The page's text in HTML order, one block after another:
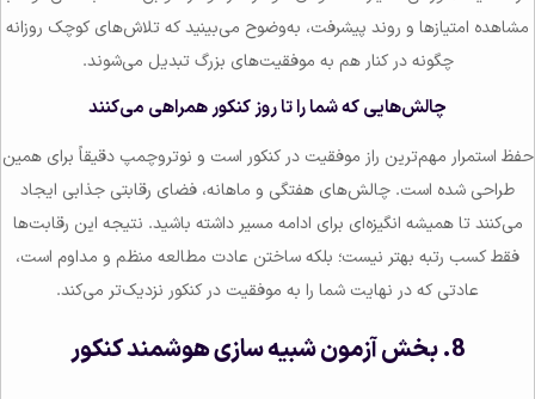
مشاهده امتیازها و روند پیشرفت، به‌وضوح می‌بینید که تلاش‌های کوچک روزانه
چگونه در کنار هم به موفقیت‌های بزرگ تبدیل می‌شوند.
چالش‌هایی که شما را تا روز کنکور همراهی می‌کنند
حفظ استمرار مهم‌ترین راز موفقیت در کنکور است و نوتروچمپ دقیقاً برای همین
طراحی شده است. چالش‌های هفتگی و ماهانه، فضای رقابتی جذابی ایجاد
می‌کنند تا همیشه انگیزه‌ای برای ادامه مسیر داشته باشید. نتیجه این رقابت‌ها
فقط کسب رتبه بهتر نیست؛ بلکه ساختن عادت مطالعه منظم و مداوم است،
عادتی که در نهایت شما را به موفقیت در کنکور نزدیک‌تر می‌کند.
8. بخش آزمون شبیه سازی هوشمند کنکور